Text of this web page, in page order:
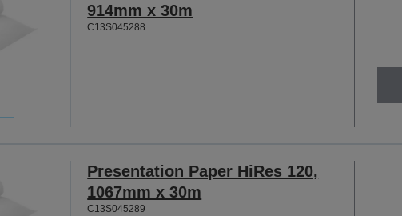
914mm x 30m
C13S045288
Presentation Paper HiRes 120,
1067mm x 30m
C13S045289